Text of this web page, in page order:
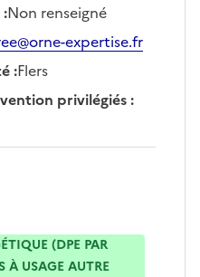
:Non renseigné
expertise.fr
:Flers
privilégiés:
(DPE PAR
À USAGE AUTRE